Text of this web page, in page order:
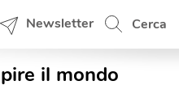
Newsletter Cerca
il mondo